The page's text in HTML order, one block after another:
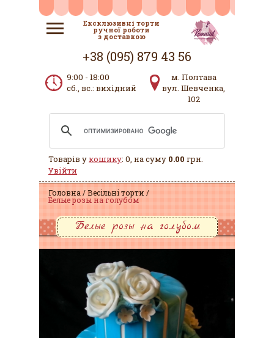
Ексклюзивні торти
ручної роботи
з доставкою
+38 (095) 879 43 56
9:00 - 18:00
сб., вс.: вихідний
м. Полтава
вул. Шевченка,
102
Товарів укошику: 0, на суму 0.00 грн.
Увійти
Головна Весільні торти
Белые розы на голубом
Белые розы на голубом